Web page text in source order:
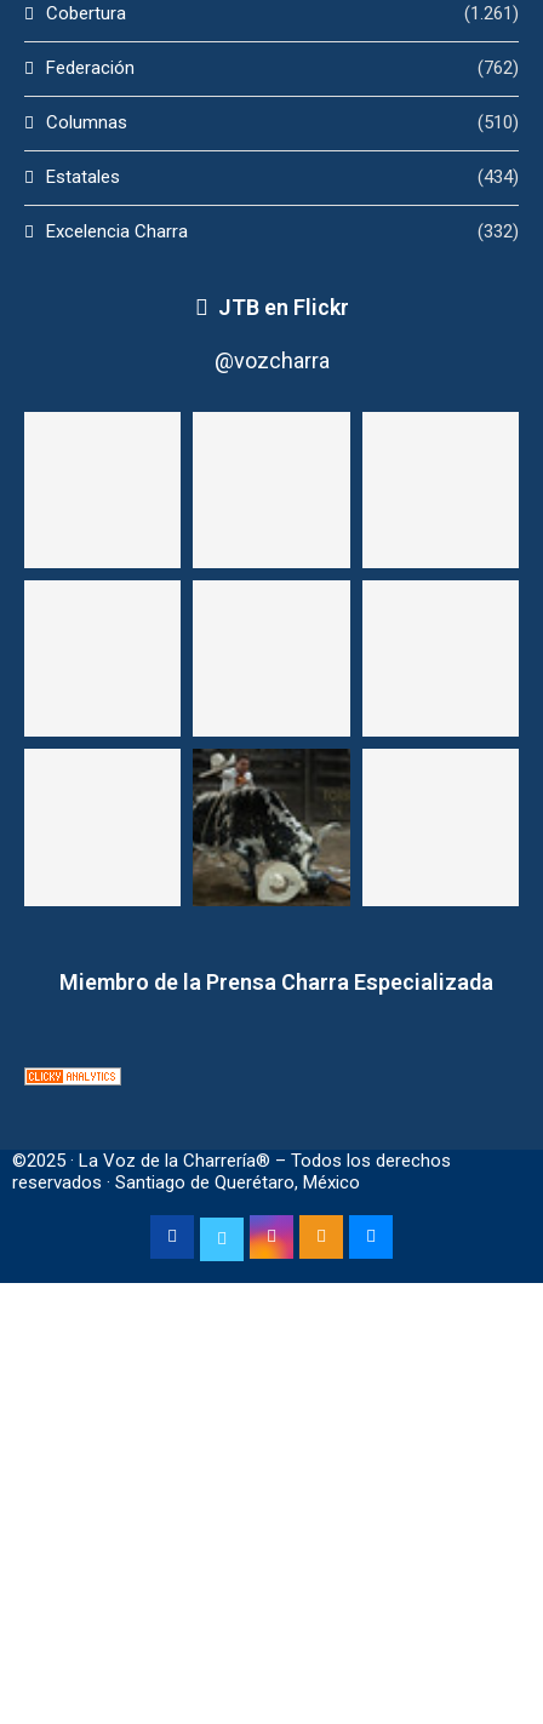
Cobertura (1.261)
Federación (762)
Columnas (510)
Estatales (434)
Excelencia Charra (332)
JTB en Flickr
@vozcharra
Miembro de la Prensa Charra Especializada
©2025 · La Voz de la Charrería® – Todos los derechos
reservados · Santiago de Querétaro, México